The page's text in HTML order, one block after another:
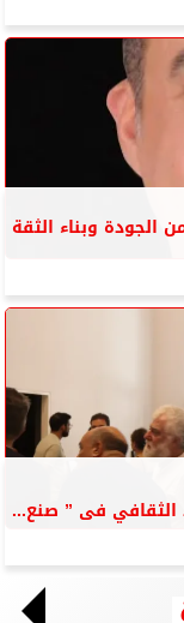
الجودة وبناء الثقة
الثقافي فى ” صنع...